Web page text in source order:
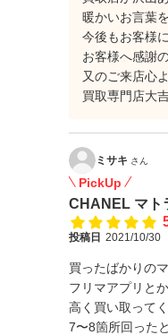
暖かいお言葉
今後もお客様
お客様へ感謝
又のご来店心
買取専門店大
ミサキ さん
PickUp
CHANEL マト
投稿日 2021/10/30
買ったばかりの
フリマアプリと
高く買い取って
7〜8箇所回った